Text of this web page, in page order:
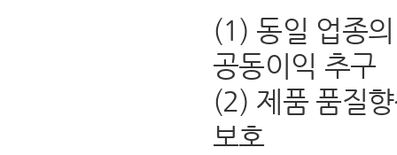
(1) 동일 업종
공동이익 추구
(2) 제품 품질
보호